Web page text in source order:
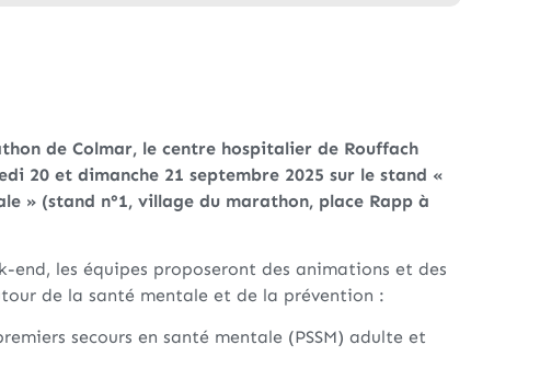
de Colmar, le centre hospitalier de Rouffach
20 et dimanche 21 septembre 2025 sur le stand «
» (stand n°1, village du marathon, place Rapp à
end, les équipes proposeront des animations et des
de la santé mentale et de la prévention :
secours en santé mentale (PSSM) adulte et